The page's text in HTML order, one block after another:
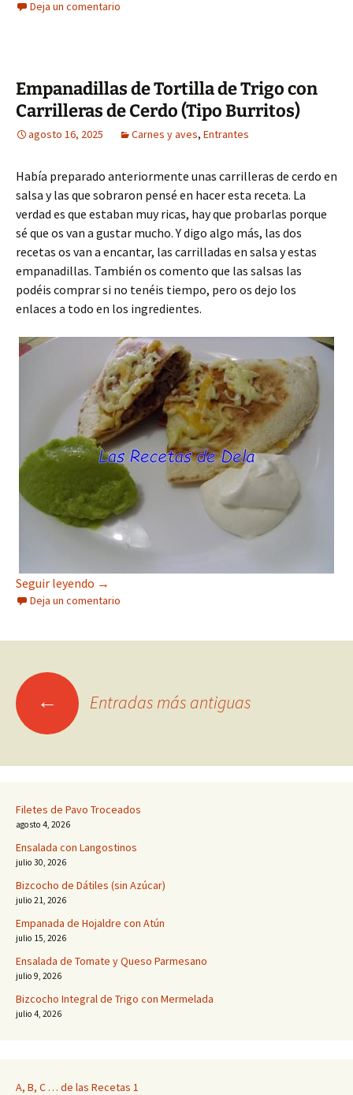
Deja un comentario
Empanadillas de Tortilla de Trigo con
Carrilleras de Cerdo (Tipo Burritos)
agosto 16, 2025 Carnes y aves, Entrantes
Había preparado anteriormente unas carrilleras de cerdo en
salsa y las que sobraron pensé en hacer esta receta. La
verdad es que estaban muy ricas, hay que probarlas porque
sé que os van a gustar mucho. Y digo algo más, las dos
recetas os van a encantar, las carrilladas en salsa y estas
empanadillas. También os comento que las salsas las
podéis comprar si no tenéis tiempo, pero os dejo los
enlaces a todo en los ingredientes.
Seguir leyendo Empanadillas de Tortilla de Trigo con
→
Deja un comentario
Ir
las
entradas
← Entradas más antiguas
Filetes de Pavo Troceados
agosto 4, 2026
Ensalada con Langostinos
julio 30, 2026
Bizcocho de Dátiles (sin Azúcar)
julio 21, 2026
Empanada de Hojaldre con Atún
julio 15, 2026
Ensalada de Tomate y Queso Parmesano
julio 9, 2026
Bizcocho Integral de Trigo con Mermelada
julio 4, 2026
A, B, C … de las Recetas 1